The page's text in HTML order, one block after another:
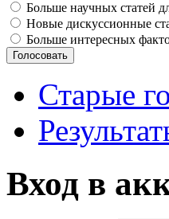
Больше научных статей
Новые дискуссионные
Больше интересных
Старые
Вход в